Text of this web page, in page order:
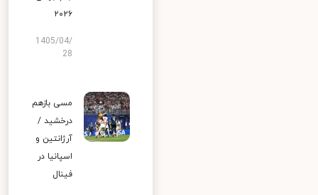
۲۰۲۶
1405/04/
28
مسی بازهم
درخشید /
آرژانتین و
اسپانیا در
فینال